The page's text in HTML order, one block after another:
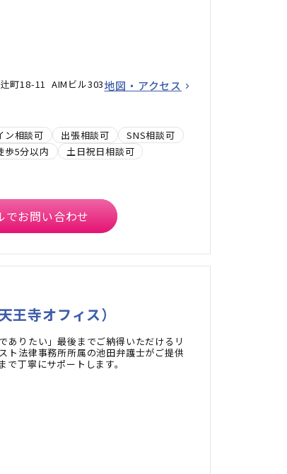
町18-11 AIMビル303地図・アクセス
ン相談可 出張相談可
SNS相談可
歩5分以内
土日祝日相談可
でお問い合わせ
寺オフィス）
ありたい」最後までご納得いただけるリ
ト法律事務所所属の池田弁護士がご提供
丁寧にサポートします。